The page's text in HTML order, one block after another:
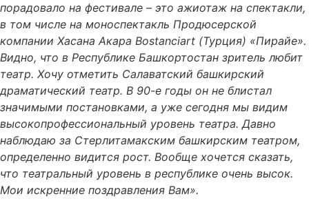
порадовало на фестивале – это ажиотаж на спектакли,
в том числе на моноспектакль Продюсерской
компании Хасана Акара Вostanciart (Турция) «Пирайе».
Видно, что в Республике Башкортостан зритель любит
театр. Хочу отметить Салаватский башкирский
драматический театр. В 90-е годы он не блистал
значимыми постановками, а уже сегодня мы видим
высокопрофессиональный уровень театра. Давно
наблюдаю за Стерлитамакским башкирским театром,
определенно видится рост. Вообще хочется сказать,
что театральный уровень в республике очень высок.
Мои искренние поздравления Вам».